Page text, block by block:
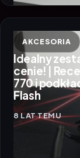
AKCESORIA
Idealny
cenie! |
770 i
Flash
8 LAT TEMU